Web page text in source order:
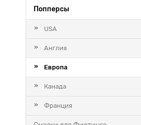
Попперсы
USA
Англия
Европа
Канада
Франция